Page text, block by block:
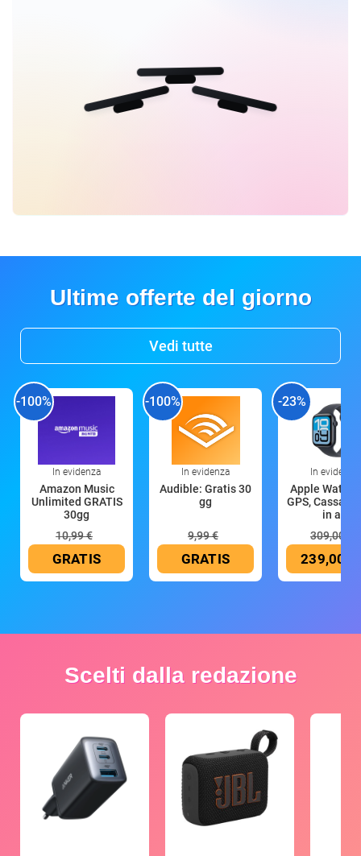
Ultime offerte del giorno
Vedi tutte
-100%
In evidenza
Amazon Music
Unlimited GRATIS
30gg
10,99 €
GRATIS
-100%
In evidenza
Audible: Gratis 30
gg
9,99 €
GRATIS
-23%
In evidenza
Apple Watch
GPS, Cassa
in all
309,00 €
239,00 €
Scelti dalla redazione